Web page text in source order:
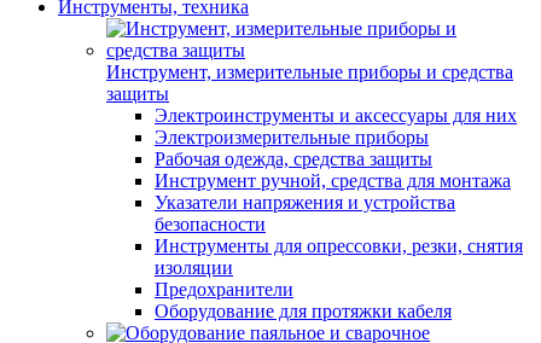
Инструменты, техника
Инструмент, измерительные приборы и средства
защиты
Электроинструменты и аксессуары для них
Электроизмерительные приборы
Рабочая одежда, средства защиты
Инструмент ручной, средства для монтажа
Указатели напряжения и устройства
безопасности
Инструменты для опрессовки, резки, снятия
изоляции
Предохранители
Оборудование для протяжки кабеля